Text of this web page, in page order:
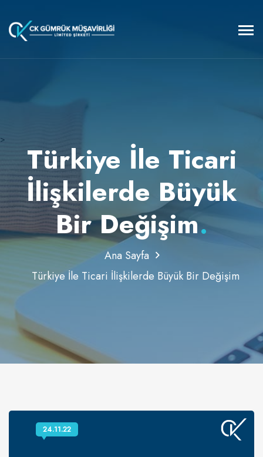
>
Türkiye İle Ticari
İlişkilerde Büyük
Bir Değişim.
Ana Sayfa
Türkiye İle Ticari İlişkilerde Büyük Bir Değişim
24.11.22